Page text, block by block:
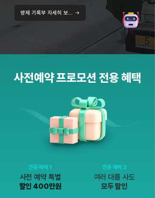
방제 기록부 자세히 보기
사전예약 프로모션 전용 혜택
전용 혜택 1
사전 예약 특별
할인 400만원
전용 혜택 2
여러 대를 사도
모두 할인